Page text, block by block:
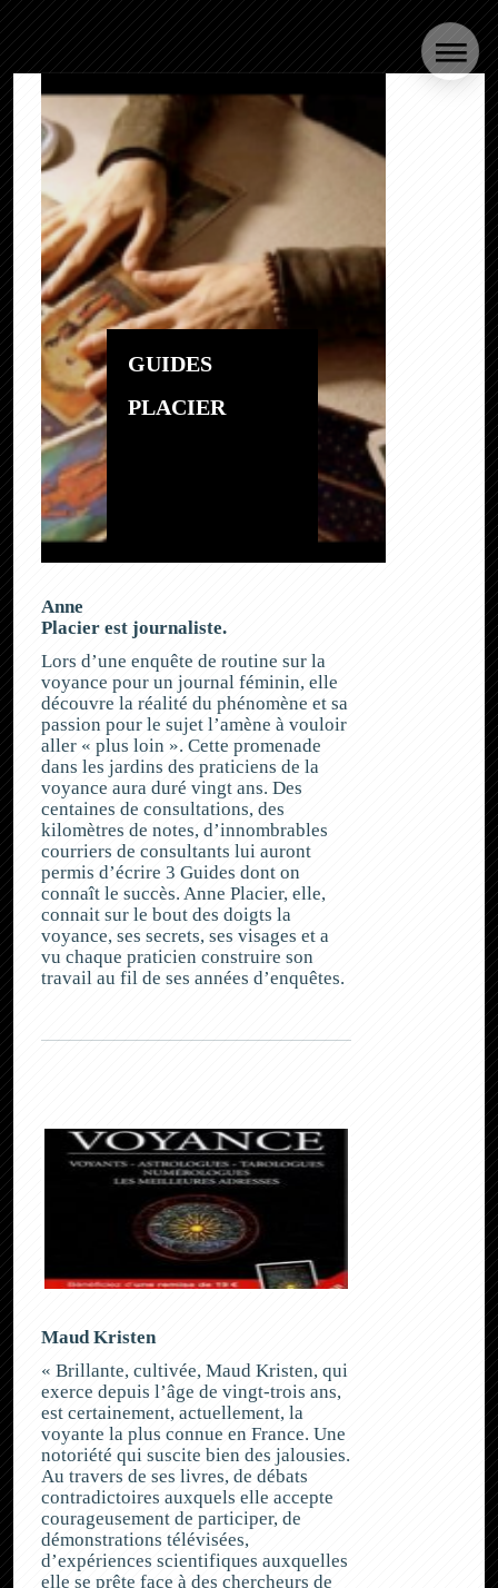
GUIDES
PLACIER
Anne
Placier est journaliste.
Lors d’une enquête de routine sur la
voyance pour un journal féminin, elle
découvre la réalité du phénomène et sa
passion pour le sujet l’amène à vouloir
aller « plus loin ». Cette promenade
dans les jardins des praticiens de la
voyance aura duré vingt ans. Des
centaines de consultations, des
kilomètres de notes, d’innombrables
courriers de consultants lui auront
permis d’écrire 3 Guides dont on
connaît le succès. Anne Placier, elle,
connait sur le bout des doigts la
voyance, ses secrets, ses visages et a
vu chaque praticien construire son
travail au fil de ses années d’enquêtes.
Maud Kristen
« Brillante, cultivée, Maud Kristen, qui
exerce depuis l’âge de vingt-trois ans,
est certainement, actuellement, la
voyante la plus connue en France. Une
notoriété qui suscite bien des jalousies.
Au travers de ses livres, de débats
contradictoires auxquels elle accepte
courageusement de participer, de
démonstrations télévisées,
d’expériences scientifiques auxquelles
elle se prête face à des chercheurs de